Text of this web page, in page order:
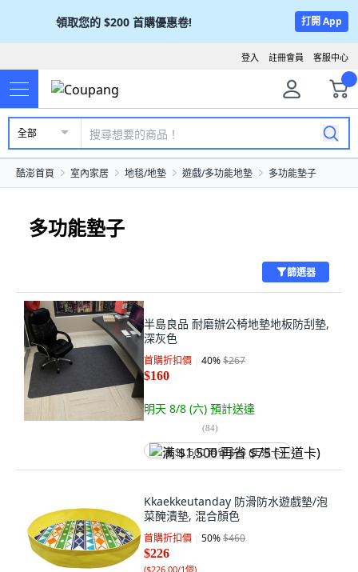
領取您的 $200 首購優惠卷! 打開 App
客服中心
註冊會員
登入
全部
酷澎首頁 室內家居 地毯/地墊 遊戲/多功能地墊 多功能墊子
多功能墊子
篩選器
半島良品 耐磨辦公椅地墊地板防刮墊,
深灰色
首購折扣價 40%$267
$160
明天 8/8 (六) 預計送達
(84)
满 $1,500 再省 $75 (王道卡)
Kkaekkeutanday 防滑防水遊戲墊/泡
菜醃漬墊, 混合顏色
首購折扣價 50%$460
$226
($226.00/1個)